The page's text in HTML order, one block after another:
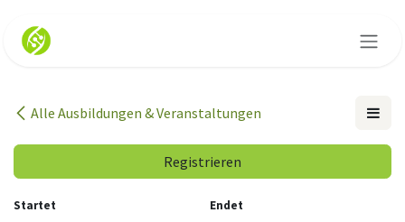
Alle Ausbildungen & Veranstaltungen
Registrieren
Startet Endet